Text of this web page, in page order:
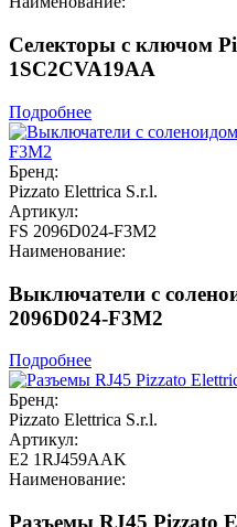
Селекторы с ключом
1SC2CVA19AA
Подробнее
Бренд:
Pizzato Elettrica S.r.l.
Артикул:
FS 2096D024-F3M2
Наименование:
Выключатели с
2096D024-F3M2
Подробнее
Бренд:
Pizzato Elettrica S.r.l.
Артикул:
E2 1RJ459AAK
Наименование:
Разъемы RJ45 Pizzato